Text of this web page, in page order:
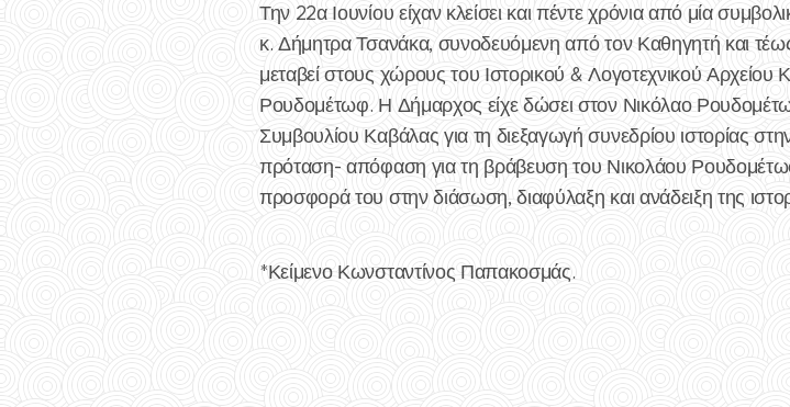
Την 22α Ιουνίου είχαν κλείσει και πέντε χρόνια από μία
κ. Δήμητρα Τσανάκα, συνοδευόμενη από τον Καθηγητή και
μεταβεί στους χώρους του Ιστορικού & Λογοτεχνικού
Ρουδομέτωφ. Η Δήμαρχος είχε δώσει στον Νικόλαο
Συμβουλίου Καβάλας για τη διεξαγωγή συνεδρίου ιστορίας
πρόταση- απόφαση για τη βράβευση του Νικολάου
προσφορά του στην διάσωση, διαφύλαξη και ανάδειξη της
*Κείμενο Κωνσταντίνος Παπακοσμάς.